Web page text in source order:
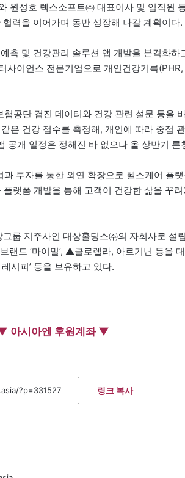
원성호 렉스소프트㈜ 대표이사 및 임직원
력을 이어가며 동반 성장해 나갈 계획이다.
측 및 건강관리 솔루션 앱 개발을 본격화하
사이언스 전문기업으로 개인건강기록
험공단 검진 데이터와 건강 관련 설문 등을
은 건강 점수를 측정해, 개인에 따라 중점
공개 일정은 정해진 바 없으나 올 상반기 론
투자를 통한 외연 확장으로 헬스케어 플
랫폼 개발을 통해 고객이 건강한 삶을 꾸
룹 지주사인 대상홀딩스㈜의 자회사로 설
랜드 ‘마이밀’, ▲클로렐라, 아르기닌 등을
시피’ 등을 보유하고 있다.
아시아엔 후원계좌 ▼
링크 복사